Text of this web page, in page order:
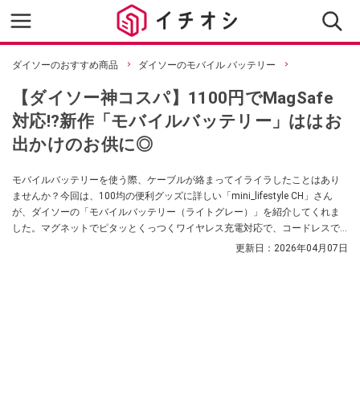
ダイソーのおすすめ商品 ダイソーのモバイル バッテリー
【ダイソー神コスパ】1100円でMagSafe
対応!?新作「モバイルバッテリー」ははお
出かけのお供に◎
モバイルバッテリーを使う際、ケーブルが絡まってイライラしたことはあり
ませんか？今回は、100均の便利グッズに詳しい「mini_lifestyle CH」さん
が、ダイソーの「モバイルバッテリー（ライトグレー）」を紹介してくれま
した。マグネットでピタッとくっつくワイヤレス充電対応で、コードレスで
手軽に充電できる優れものです。お出かけ時の充電ストレスを減らしたい方
更新日： 2026年04月07日